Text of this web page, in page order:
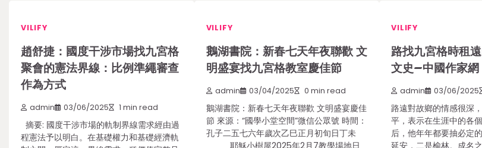
VILIFY
趙舒捷：國度干涉市場找九宮格
聚會的憲法界線：比例準繩審查
作為方式
admin 03/06/2025 1 min read
摘要: 國度干涉市場的軌制界線需求經由過
程憲法予以明白。在基礎權力和基礎經濟軌
VILIFY
鵝湖書院：新春七天年夜聯歡 文
明盛宴找九宮格教室慶佳節
admin 03/04/2025 0 min read
鵝湖書院：新春七天年夜聯歡 文明盛宴慶佳
節 來源：“國學小堂空間”微信公眾號 時間：
孔子二五七六年歲次乙巳正月初旬日丁未
VILIFY
路找九宮格時租
文史–中國作家網
admin 03/06/2025
路遠對故鄉的情感很深
平，表示在生涯中的各
后，他年年都要抽必定